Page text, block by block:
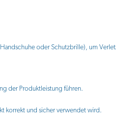
oder Schutzbrille), um
der Produktleistung führen.
korrekt und sicher verwendet wird.